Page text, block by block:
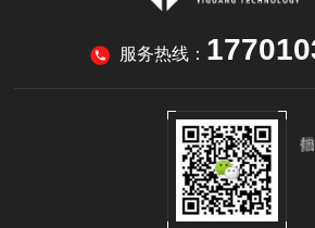
服务热线：